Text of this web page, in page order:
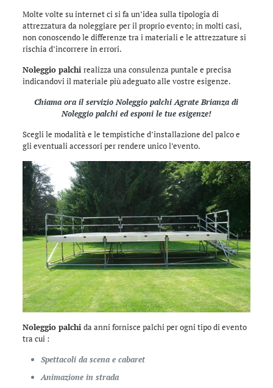
Molte volte su internet ci si fa un’idea sulla tipologia di
attrezzatura da noleggiare per il proprio evento; in molti casi,
non conoscendo le differenze tra i materiali e le attrezzature si
rischia d’incorrere in errori.
Noleggio palchi realizza una consulenza puntale e precisa
indicandovi il materiale più adeguato alle vostre esigenze.
Chiama ora il servizioNoleggio palchi Agrate Brianzadi
Noleggio palchi ed esponi le tue esigenze!
Scegli le modalità e le tempistiche d’installazione del palco e
gli eventuali accessori per rendere unico l’evento.
Noleggio palchi da anni fornisce palchi per ogni tipo di evento
tra cui :
Spettacoli da scena e cabaret
Animazione in strada